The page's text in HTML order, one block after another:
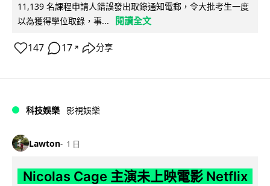
11,139 名課程申請人錯誤發出取錄通知電郵，令大批考生一度
以為獲得學位取錄，事...
閱讀全文
147 17 ↗ 分享
科技娛樂 影視娛樂
Lawton 1 日
Nicolas Cage 主演未上映電影 Netflix